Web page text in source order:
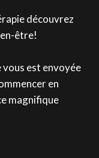
découvrez
être!
est envoyée
en
magnifique